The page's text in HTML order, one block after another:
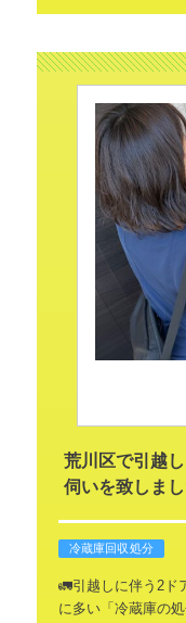
荒川区で引越
伺いを致しまし
冷蔵庫回収処分
🚛引越しに伴う2ド
に多い「冷蔵庫の処